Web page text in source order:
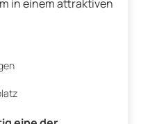
in einem attraktiven